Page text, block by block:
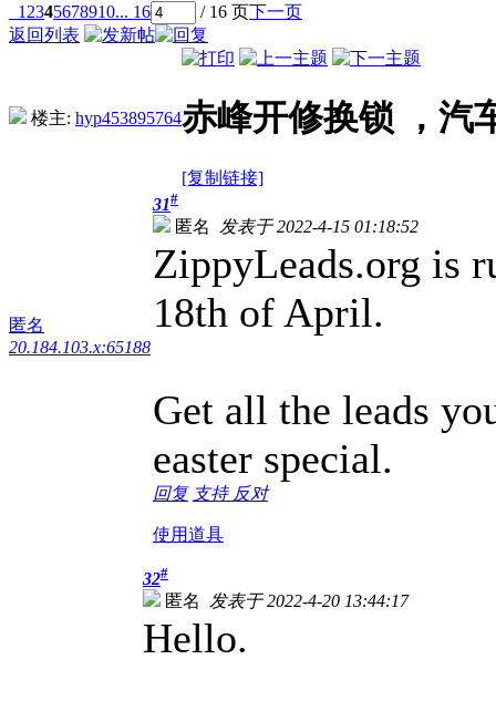
1 2345678910... 16 / 16 页下一页
返回列表
楼主: hyp453895764赤峰开修换锁 ，汽
[复制链接]
匿名
20.184.103.x:65188
31#
匿名 发表于 2022-4-15 01:18:52
ZippyLeads.org is
18th of April.
Get all the leads
easter special.
回复 支持 反对
使用道具
32#
匿名 发表于 2022-4-20 13:44:17
Hello.